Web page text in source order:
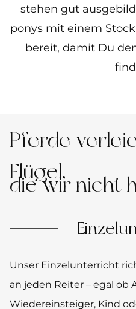
stehen gut
ponys mit einem
bereit, damit Du
Pferde
Flügel,
die wir nicht
Unser Einzelunterricht
an jeden Reiter – egal ob
Wiedereinsteiger, Kind